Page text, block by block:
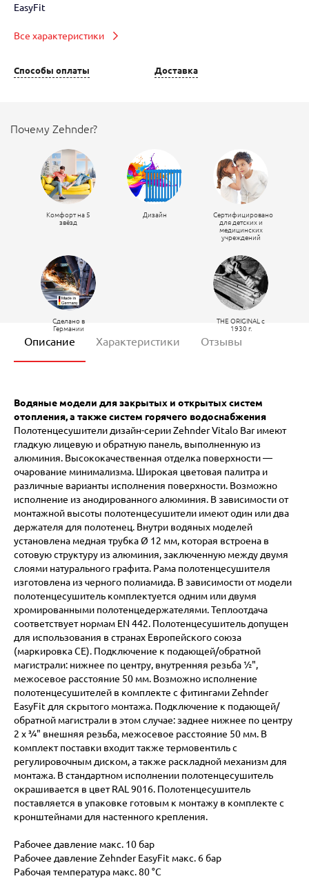
EasyFit
Все характеристики
Способы оплаты Доставка
Почему Zehnder?
Комфорт на 5
звёзд
Дизайн
Сертифицировано
для детских и
медицинских
учреждений
Сделано в
Германии
THE ORIGINAL c
1930 г.
Описание Характеристики Отзывы
Водяные модели для закрытых и открытых систем
отопления, а также систем горячего водоснабжения
Полотенцесушители дизайн-серии Zehnder Vitalo Bar имеют
гладкую лицевую и обратную панель, выполненную из
алюминия. Высококачественная отделка поверхности —
очарование минимализма. Широкая цветовая палитра и
различные варианты исполнения поверхности. Возможно
исполнение из анодированного алюминия. В зависимости от
монтажной высоты полотенцесушители имеют один или два
держателя для полотенец. Внутри водяных моделей
установлена медная трубка Ø 12 мм, которая встроена в
сотовую структуру из алюминия, заключенную между двумя
слоями натурального графита. Рама полотенцесушителя
изготовлена из черного полиамида. В зависимости от модели
полотенцесушитель комплектуется одним или двумя
хромированными полотенцедержателями. Теплоотдача
соответствует нормам EN 442. Полотенцесушитель допущен
для использования в странах Европейского союза
(маркировка СЕ). Подключение к подающей/обратной
магистрали: нижнее по центру, внутренняя резьба ½",
межосевое расстояние 50 мм. Возможно исполнение
полотенцесушителей в комплекте с фитингами Zehnder
EasyFit для скрытого монтажа. Подключение к подающей/
обратной магистрали в этом случае: заднее нижнее по центру
2 х ¾" внешняя резьба, межосевое расстояние 50 мм. В
комплект поставки входит также термовентиль с
регулировочным диском, а также раскладной механизм для
монтажа. В стандартном исполнении полотенцесушитель
окрашивается в цвет RAL 9016. Полотенцесушитель
поставляется в упаковке готовым к монтажу в комплекте с
кронштейнами для настенного крепления.
Рабочее давление макс. 10 бар
Рабочее давление Zehnder EasyFit макс. 6 бар
Рабочая температура макс. 80 °C